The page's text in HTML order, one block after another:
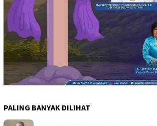
PALING BANYAK DILIHAT